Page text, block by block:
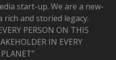
start-up. We are a new-
rich and storied legacy.
PERSON ON THIS
IN EVERY